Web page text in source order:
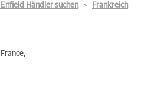
Enfield Händler suchen
Frankreich